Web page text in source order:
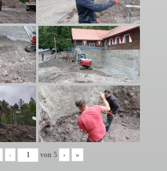
‹ von 5 › »